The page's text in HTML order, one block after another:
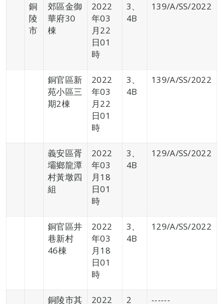
銅
陵
市
郊區金御
華府30
棟
2022
年03
月22
日01
時
3、
4B
139/A/SS/2022
銅官區新
苑小區三
期2棟
2022
年03
月22
日01
時
3、
4B
139/A/SS/2022
義安區胥
壩鄉龍潭
村黃墩四
組
2022
年03
月18
日01
時
3、
4B
129/A/SS/2022
銅官區井
巷新村
46棟
2022
年03
月18
日01
時
3、
4B
129/A/SS/2022
銅陵市其
2022
2 ------